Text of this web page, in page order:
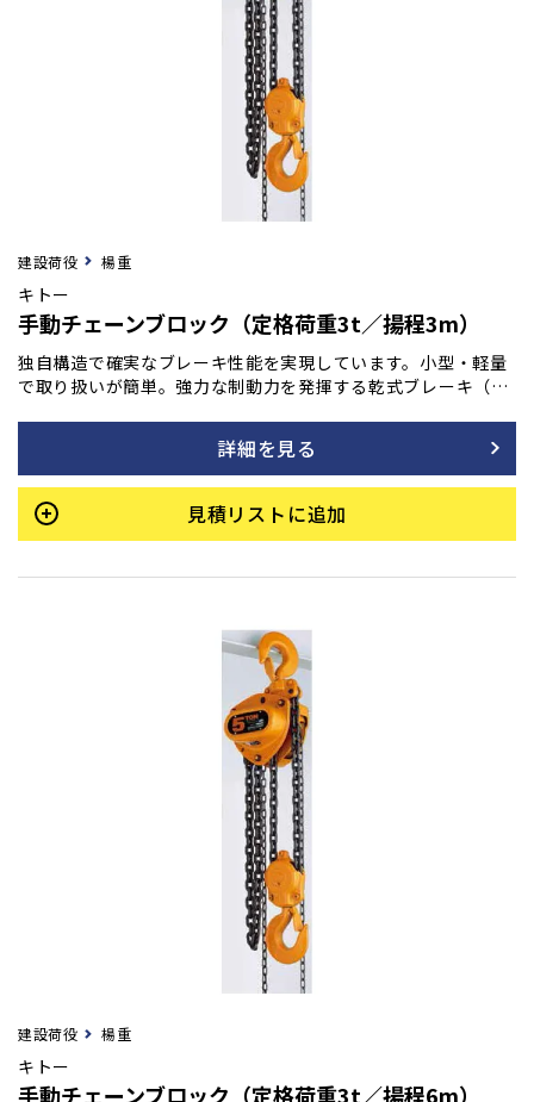
建設荷役 楊重
キトー
手動チェーンブロック（定格荷重3t／揚程3m）
独自構造で確実なブレーキ性能を実現しています。小型・軽量
で取り扱いが簡単。強力な制動力を発揮する乾式ブレーキ（ノ
でも優れた耐久性を持ち、巻き下げ時の手動操作も常に軽く、
スムーズな動きを維持します。
詳細を見る
見積リストに追加
建設荷役 楊重
キトー
手動チェーンブロック（定格荷重3t／揚程6m）